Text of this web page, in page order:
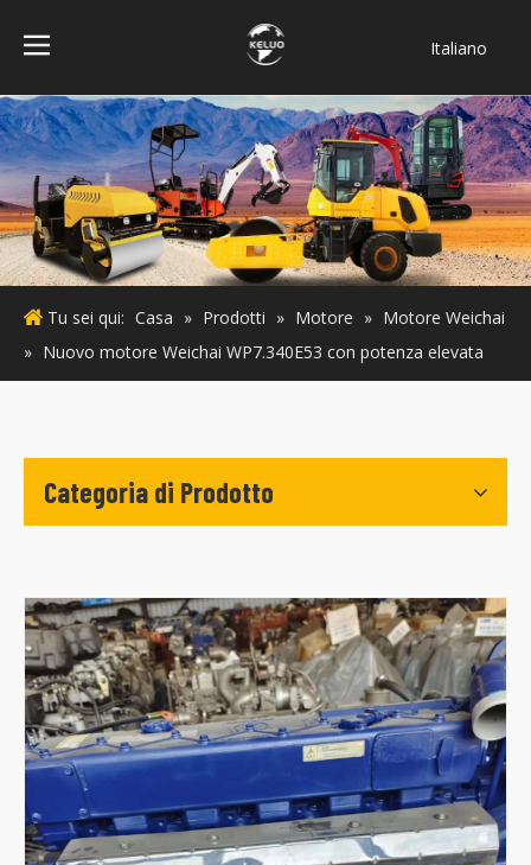
Italiano
Bahasa
indonesia
Türk dili
ไทย
Deutsch
Português
Español
Pусский
Tu sei qui: Casa » Prodotti » Motore » Motore Weichai
» Nuovo motore Weichai WP7.340E53 con potenza elevata
Categoria di Prodotto